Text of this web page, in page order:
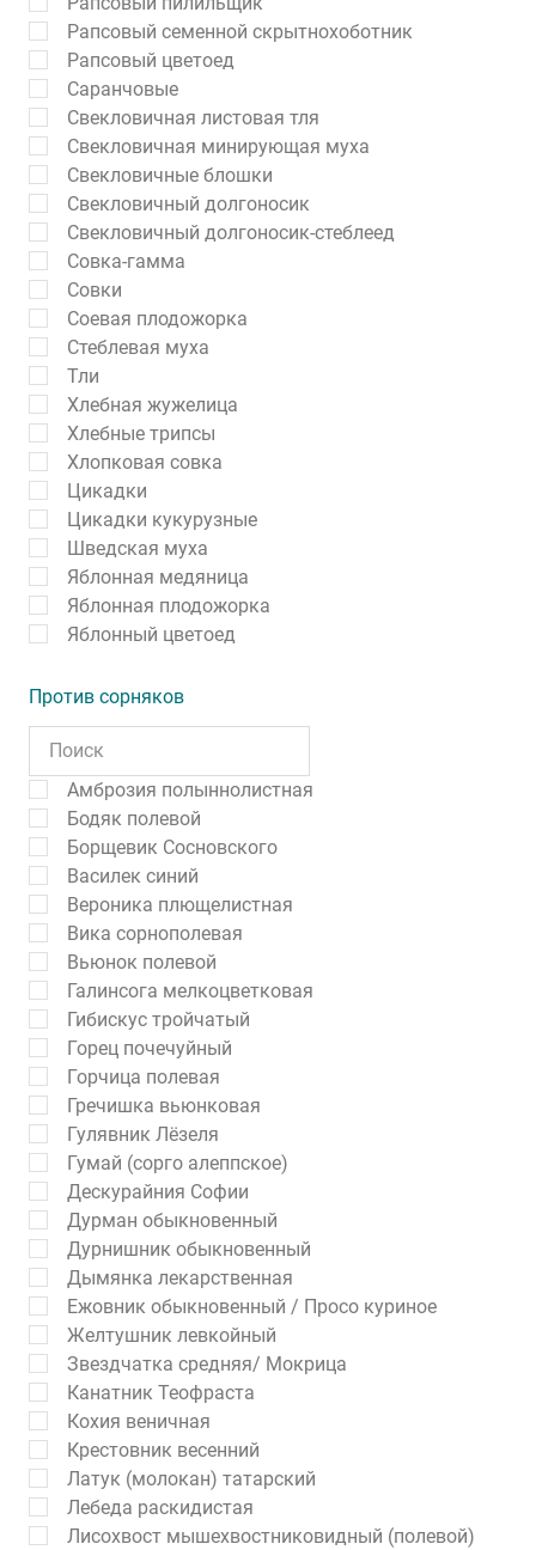
Рапсовый семенной скрытнохоботник
Рапсовый цветоед
Саранчовые
Свекловичная листовая тля
Свекловичная минирующая муха
Свекловичные блошки
Свекловичный долгоносик
Свекловичный долгоносик-стеблеед
Совка-гамма
Совки
Соевая плодожорка
Стеблевая муха
Тли
Хлебная жужелица
Хлебные трипсы
Хлопковая совка
Цикадки
Цикадки кукурузные
Шведская муха
Яблонная медяница
Яблонная плодожорка
Яблонный цветоед
Против сорняков
Амброзия полыннолистная
Бодяк полевой
Борщевик Сосновского
Василек синий
Вероника плющелистная
Вика сорнополевая
Вьюнок полевой
Галинсога мелкоцветковая
Гибискус тройчатый
Горец почечуйный
Горчица полевая
Гречишка вьюнковая
Гулявник Лёзеля
Гумай (сорго алеппское)
Дескурайния Софии
Дурман обыкновенный
Дурнишник обыкновенный
Дымянка лекарственная
Ежовник обыкновенный / Просо куриное
Желтушник левкойный
Звездчатка средняя/ Мокрица
Канатник Теофраста
Кохия веничная
Крестовник весенний
Латук (молокан) татарский
Лебеда раскидистая
Лисохвост мышехвостниковидный (полевой)